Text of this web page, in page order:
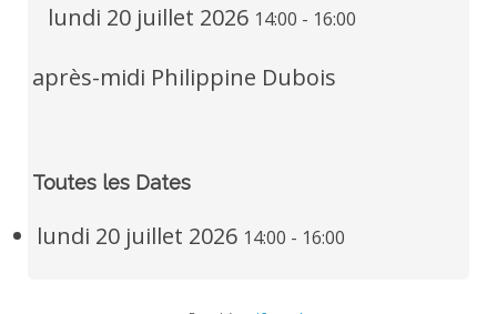
lundi 20 juillet 2026 14:00 - 16:00
après-midi Philippine Dubois
Toutes les Dates
lundi 20 juillet 2026 14:00 - 16:00